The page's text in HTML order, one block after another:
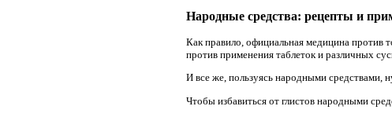
Народные средства: рецепты и
Как правило, официальная медицина против
против применения таблеток и различных
И все же, пользуясь народными средствами,
Чтобы избавиться от глистов народными